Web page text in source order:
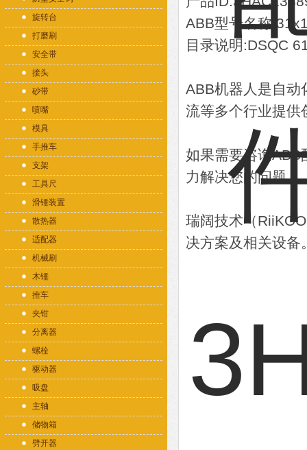
旋转台
打磨刷
安全带
接头
砂带
喷嘴
模具
手推车
支架
工具尺
滑锤装置
散热器
适配器
机械刷
木锤
推车
夹钳
分离器
螺栓
驱动器
吸盘
主轴
储物箱
劈开器
ABB型号名称
目录说明:DSQC
ABB机器人是自动
流等多个行业提供
如果需要咨询ABB
力解决您的问题。
瑞阔技术（
决方案及相关设备